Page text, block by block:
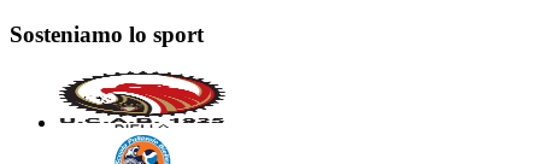
Sosteniamo lo sport